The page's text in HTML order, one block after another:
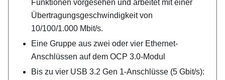
Funktionen vorgesehen und arbeitet mit einer
Übertragungsgeschwindigkeit von
10/100/1.000 Mbit/s.
Eine Gruppe aus zwei oder vier Ethernet-
Anschlüssen auf dem OCP 3.0-Modul
Bis zu vier USB 3.2 Gen 1-Anschlüsse (5 Gbit/s):